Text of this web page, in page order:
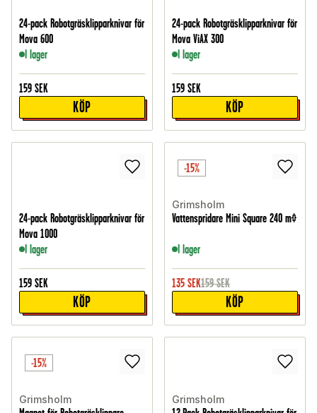
24-pack Robotgräsklipparknivar för
Mova 600
I lager
159 SEK
KÖP
24-pack Robotgräsklipparknivar för
Mova ViAX 300
I lager
159 SEK
KÖP
24-pack Robotgräsklipparknivar för
Mova 1000
I lager
159 SEK
KÖP
-15%
Grimsholm
Vattenspridare Mini Square 240 m²
I lager
135 SEK159 SEK
KÖP
-15%
Grimsholm Grimsholm